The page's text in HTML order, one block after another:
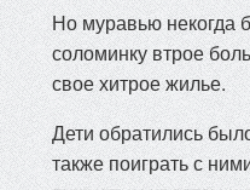
Но муравью некогда
соломинку втрое
свое хитрое жилье.
Дети обратились
также поиграть с